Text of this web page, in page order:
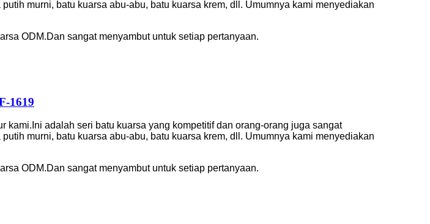
murni, batu kuarsa abu-abu, batu kuarsa krem, dll. Umumnya kami menyediakan
ODM.Dan sangat menyambut untuk setiap pertanyaan.
1619
adalah seri batu kuarsa yang kompetitif dan orang-orang juga sangat
murni, batu kuarsa abu-abu, batu kuarsa krem, dll. Umumnya kami menyediakan
ODM.Dan sangat menyambut untuk setiap pertanyaan.